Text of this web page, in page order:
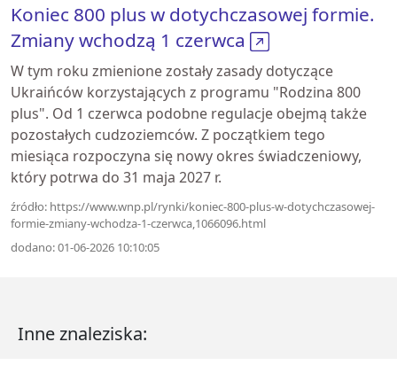
Koniec 800 plus w dotychczasowej formie.
Zmiany wchodzą 1 czerwca
W tym roku zmienione zostały zasady dotyczące
Ukraińców korzystających z programu "Rodzina 800
plus". Od 1 czerwca podobne regulacje obejmą także
pozostałych cudzoziemców. Z początkiem tego
miesiąca rozpoczyna się nowy okres świadczeniowy,
który potrwa do 31 maja 2027 r.
źródło: https://www.wnp.pl/rynki/koniec-800-plus-w-dotychczasowej-
formie-zmiany-wchodza-1-czerwca,1066096.html
dodano: 01-06-2026 10:10:05
Inne znaleziska: